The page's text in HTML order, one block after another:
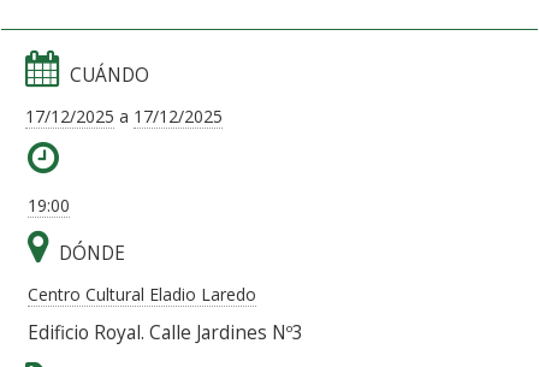
CUÁNDO
17/12/2025 a 17/12/2025
19:00
DÓNDE
Centro Cultural Eladio Laredo
Edificio Royal. Calle Jardines Nº3